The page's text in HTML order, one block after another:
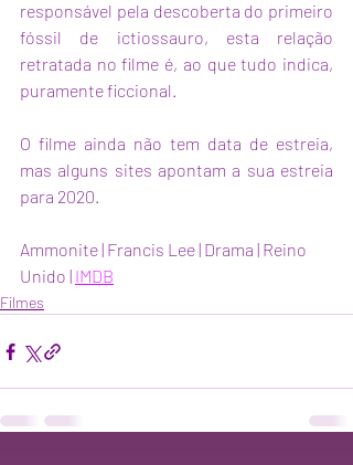
responsável pela descoberta do primeiro
fóssil de ictiossauro, esta relação
retratada no filme é, ao que tudo indica,
puramente ficcional.
O filme ainda não tem data de estreia,
mas alguns sites apontam a sua estreia
para 2020.
Ammonite | Francis Lee | Drama | Reino
Unido | IMDB
Filmes